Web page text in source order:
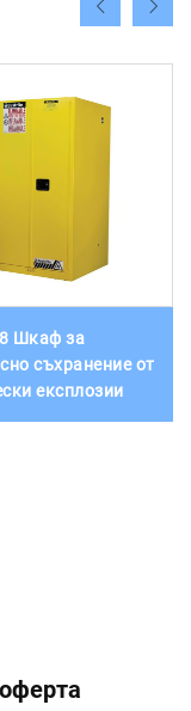
Шкаф за
съхранение от
експлозии